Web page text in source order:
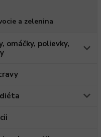
a zelenina
omáčky, polievky,